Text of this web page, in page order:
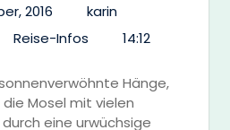
2016
karin
Reise-Infos 14:12
Hänge,
Mosel mit vielen
eine urwüchsige